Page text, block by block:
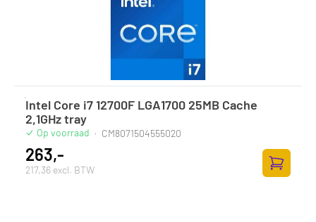
Intel Core i7 12700F LGA1700 25MB Cache
2,1GHz tray
Op voorraad · CM8071504555020
263,-
217,36 excl. BTW
Zum